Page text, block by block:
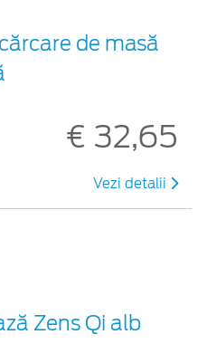
de masă
€ 32,65
Vezi detalii
Zens Qi alb